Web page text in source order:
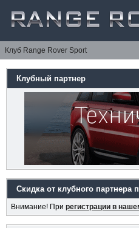
Клуб Range Rover Sport
Клубный партнер
Скидка от клубного партнера
Внимание! При регистрации в